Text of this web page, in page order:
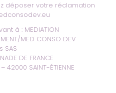
déposer votre réclamation
à : MEDIATION
MED CONSO DEV
SAS
DE FRANCE
– 42000 SAINT-ÉTIENNE